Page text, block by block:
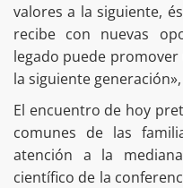
valores a la siguiente,
recibe con nuevas
legado puede
la siguiente
El encuentro de hoy
comunes de las
atención a la
científico de la